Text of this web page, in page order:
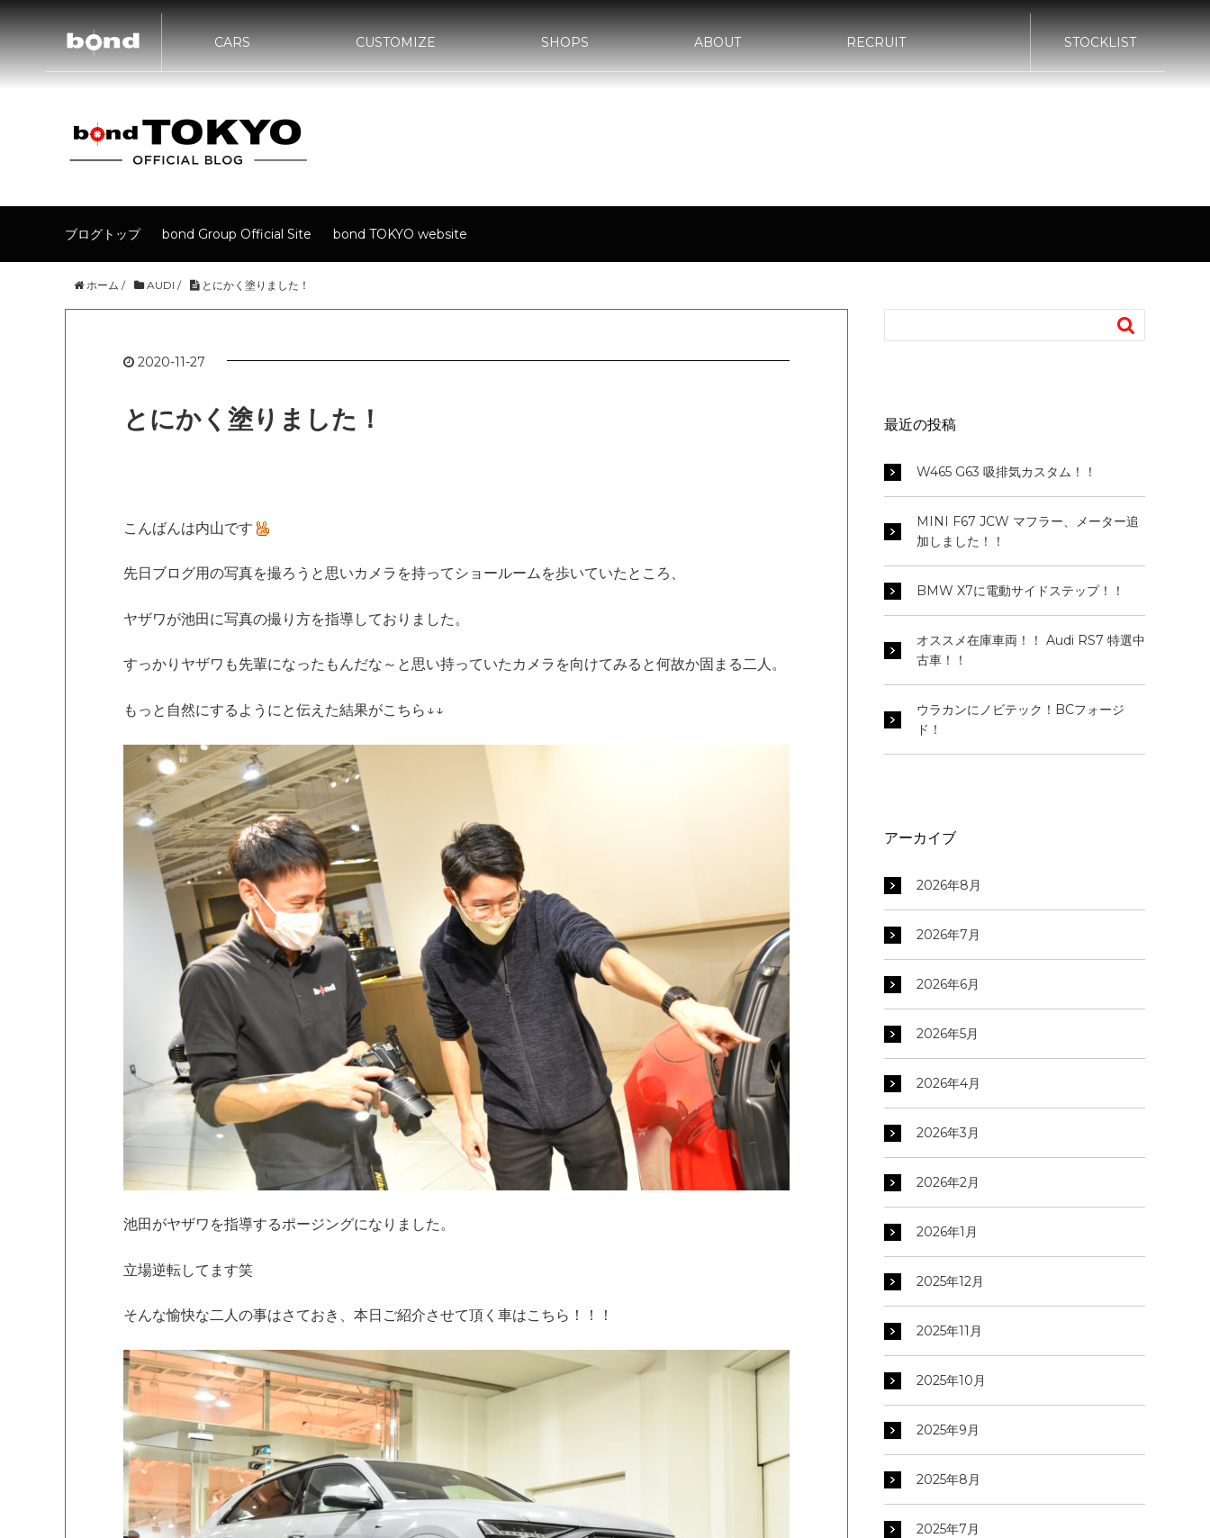
CARS CUSTOMIZE SHOPS ABOUT RECRUIT STOCKLIST
在庫情報 買取査定
カスタマイズメニュー
bond NAGOYA
新着情報 キャンペーン情報
ブログトップ bond Group Official Site bond TOKYO website
ホーム / AUDI / とにかく塗りました！
2020-11-27
とにかく塗りました！
こんばんは内山です
先日ブログ用の写真を撮ろうと思いカメラを持ってショールームを歩いていたところ、
ヤザワが池田に写真の撮り方を指導しておりました。
すっかりヤザワも先輩になったもんだな～と思い持っていたカメラを向けてみると何故か固まる二人。
もっと自然にするようにと伝えた結果がこちら↓↓
池田がヤザワを指導するポージングになりました。
立場逆転してます笑
そんな愉快な二人の事はさておき、本日ご紹介させて頂く車はこちら！！！

最近の投稿
W465 G63 吸排気カスタム！！
MINI F67 JCW マフラー、メーター追
加しました！！
BMW X7に電動サイドステップ！！
オススメ在庫車両！！ Audi RS7 特選中
古車！！
ウラカンにノビテック！BCフォージ
ド！
アーカイブ
2026年8月
2026年7月
2026年6月
2026年5月
2026年4月
2026年3月
2026年2月
2026年1月
2025年12月
2025年11月
2025年10月
2025年9月
2025年8月
2025年7月